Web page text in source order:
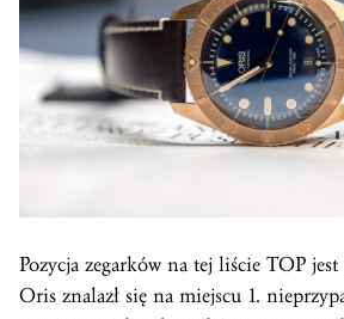
Pozycja zegarków na tej liście TOP
Oris znalazł się na miejscu 1.